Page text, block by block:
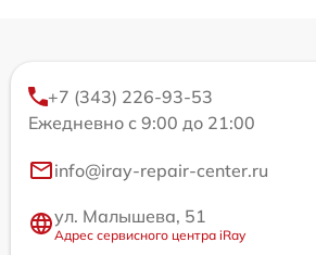
+7 (343) 226-93-53
Ежедневно с 9:00 до 21:00
info@iray-repair-center.ru
ул. Малышева, 51
Адрес сервисного центра iRay